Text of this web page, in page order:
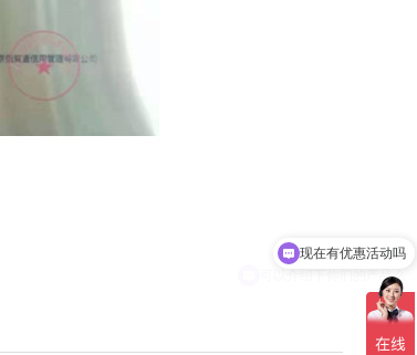
可以介绍下你们的产品么